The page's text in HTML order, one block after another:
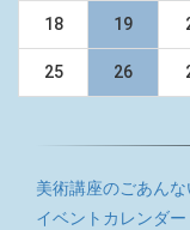
18 19
25 26
美術講座のごあんな
イベントカレンダー